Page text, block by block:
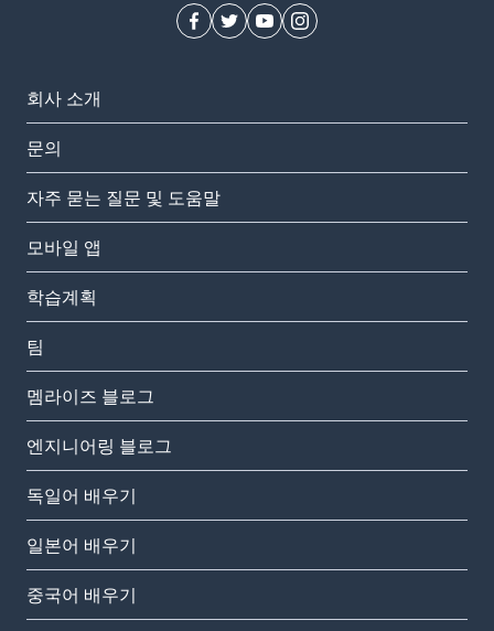
회사 소개
문의
자주 묻는 질문 및 도움말
모바일 앱
학습계획
팀
멤라이즈 블로그
엔지니어링 블로그
독일어 배우기
일본어 배우기
중국어 배우기